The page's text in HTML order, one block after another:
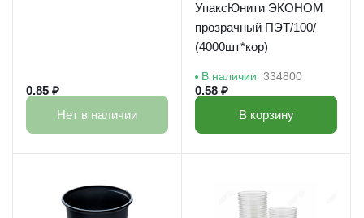
0.85 ₽
Нет в наличии
УпаксЮнити ЭКОНОМ
прозрачный ПЭТ/100/
(4000шт*кор)
В наличии 334800
0.58 ₽
В корзину